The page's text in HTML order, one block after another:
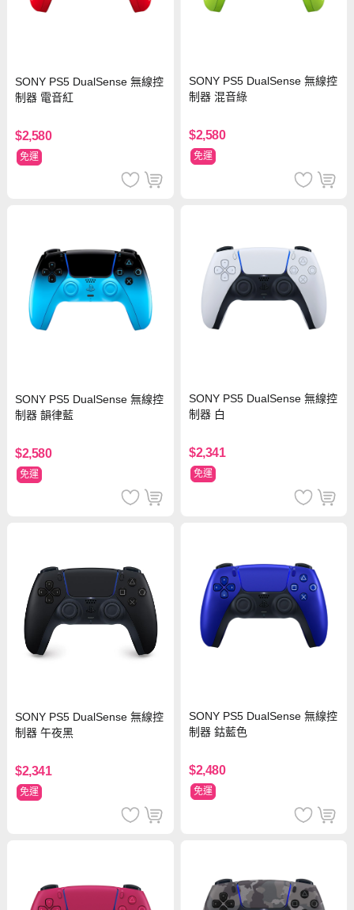
SONY PS5 DualSense 無線控
制器 電音紅
$2,580
免運
SONY PS5 DualSense 無線控
制器 混音綠
$2,580
免運
SONY PS5 DualSense 無線控
制器 韻律藍
$2,580
免運
SONY PS5 DualSense 無線控
制器 白
$2,341
免運
SONY PS5 DualSense 無線控
制器 午夜黑
$2,341
免運
SONY PS5 DualSense 無線控
制器 鈷藍色
$2,480
免運